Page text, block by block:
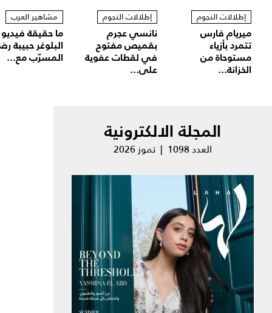
إطلالات النجوم
ميريام فارس
تتمرد بأزياء
مستوحاة من
الخزانة...
إطلالات النجوم
نانسي عجرم
بقميص مفتوح
في لقطات عفوية
على...
مشاهير العرب
ما حقيقة فيديو
البلوغر حبيبة
المسرّب مع...
المجلة الالكترونية
العدد 1098 | تموز 2026